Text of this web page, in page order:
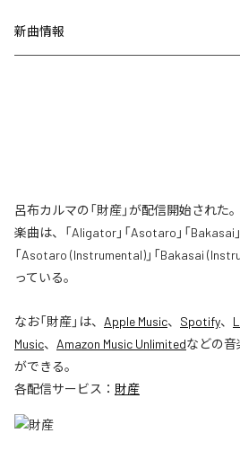
新曲情報
呂布カルマの「財産」が配信開始された
楽曲は、「Aligator」「Asotaro」「Bakasai
「Asotaro (Instrumental)」「Bakasai
っている。
なお「財産」は、 Apple Music、 Spotify、
Music、 Amazon Music Unlimitedなどの
ができる。
各配信サービス： 財産